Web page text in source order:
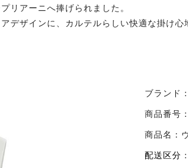
リアーニへ捧げられました。
デザインに、カルテルらしい快適な掛け心
ブランド：
商品番号：
商品名：
配送区分 ：